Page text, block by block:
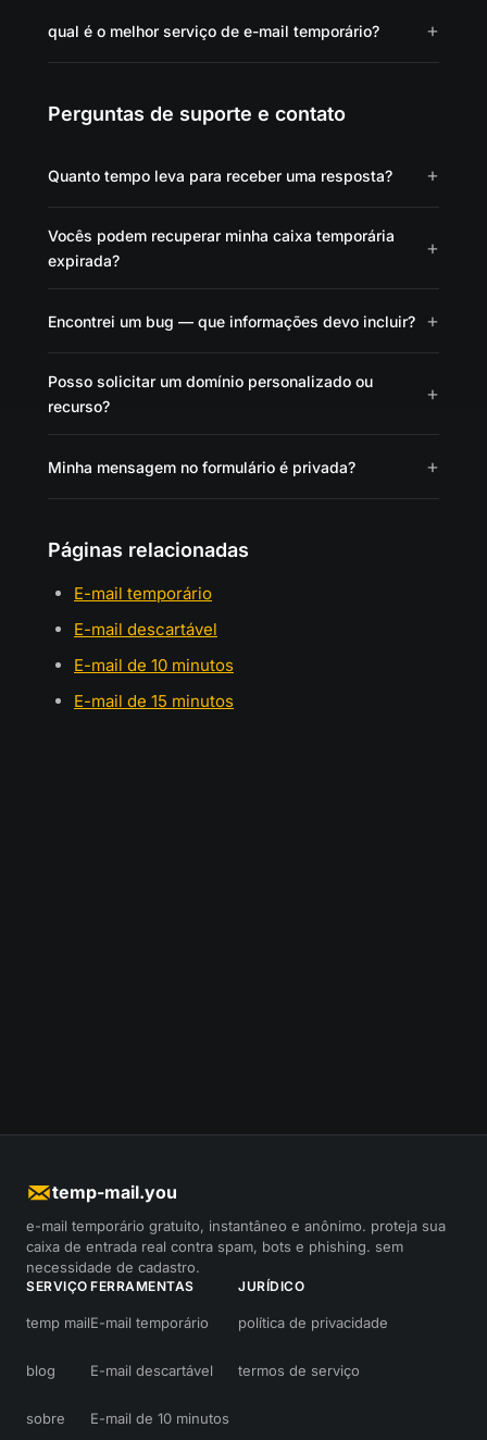
qual é o melhor serviço de e-mail temporário?
Perguntas de suporte e contato
Quanto tempo leva para receber uma resposta?
Vocês podem recuperar minha caixa temporária
expirada?
Encontrei um bug — que informações devo incluir?
Posso solicitar um domínio personalizado ou
recurso?
Minha mensagem no formulário é privada?
Páginas relacionadas
E-mail temporário
E-mail descartável
E-mail de 10 minutos
E-mail de 15 minutos
temp-mail.you
e-mail temporário gratuito, instantâneo e anônimo. proteja sua
caixa de entrada real contra spam, bots e phishing. sem
necessidade de cadastro.
SERVIÇO
temp mail
blog
sobre
FERRAMENTAS
E-mail temporário
E-mail descartável
E-mail de 10 minutos
JURÍDICO
política de privacidade
termos de serviço